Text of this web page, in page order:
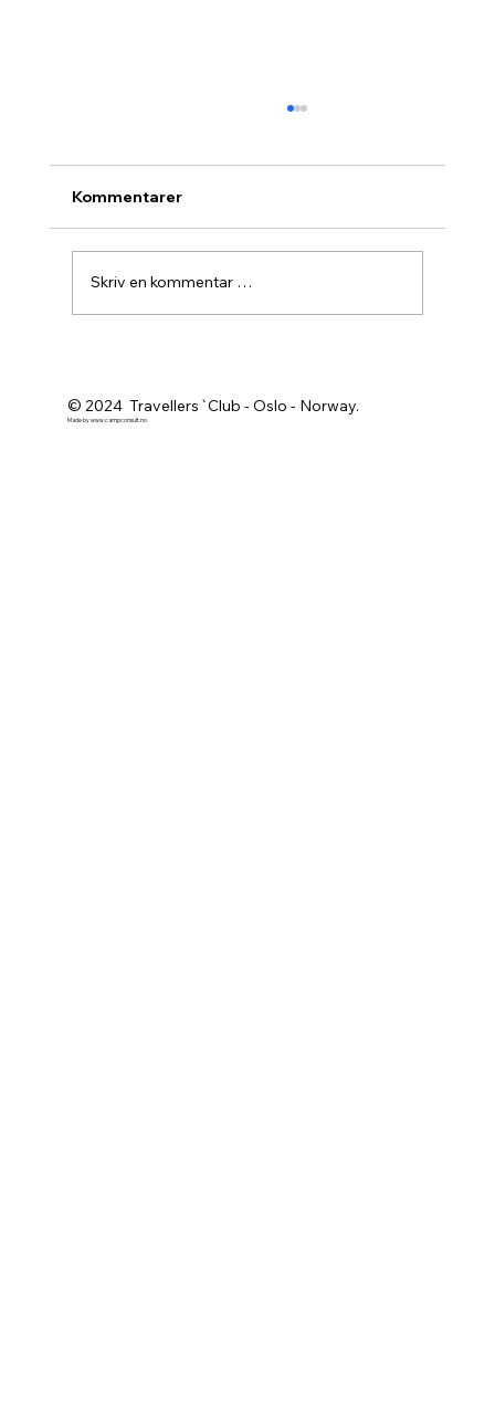
Kommentarer
Skriv en kommentar …
© 2024 Travellers`Club - Oslo - Norway.
Made bywww.campconsult.no